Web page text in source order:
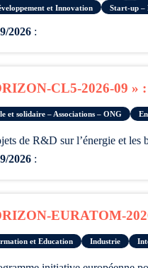
et Innovation
Start-up –
2026 :
CL5-2026-09 » :
et solidaire – Associations – ONG
de R&D sur l’énergie et les
2026 :
EURATOM-
et Education Industrie